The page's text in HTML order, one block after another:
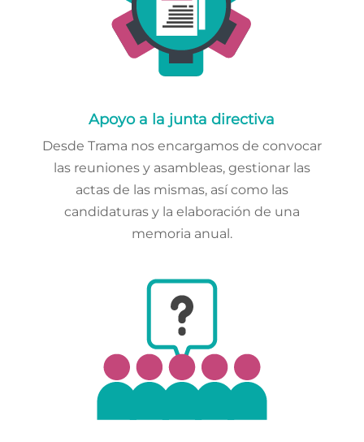
Apoyo a la junta directiva
Desde Trama nos encargamos de convocar
las reuniones y asambleas, gestionar las
actas de las mismas, así como las
candidaturas y la elaboración de una
memoria anual.